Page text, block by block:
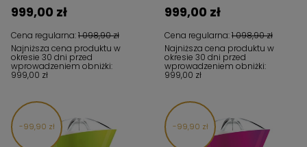
Cena regularna:1 098,90 zł
999,00 zł
Najniższa cena produktu w
okresie 30 dni przed
wprowadzeniem obniżki:
999,00 zł
Cena regularna:1 098,90 zł
999,00 zł
Najniższa cena produktu w
okresie 30 dni przed
wprowadzeniem obniżki:
999,00 zł
99,90 zł 99,90 zł